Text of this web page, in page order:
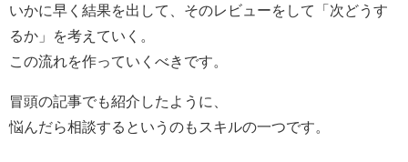
いかに早く結果を出して、そのレビューをして「次どうす
るか」を考えていく。
この流れを作っていくべきです。
冒頭の記事でも紹介したように、
悩んだら相談するというのもスキルの一つです。